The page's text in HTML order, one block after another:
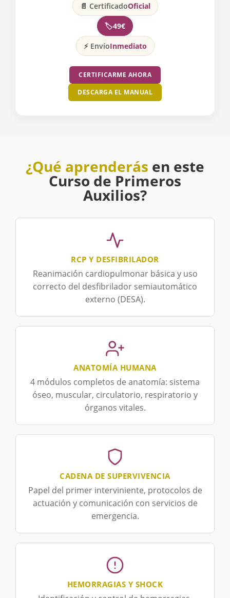
📄 CertificadoOficial
🏷️49€
⚡ EnvíoInmediato
CERTIFICARME AHORA
DESCARGA EL MANUAL
¿Qué aprenderás en este
Curso de Primeros
Auxilios?
RCP Y DESFIBRILADOR
Reanimación cardiopulmonar básica y uso
correcto del desfibrilador semiautomático
externo (DESA).
ANATOMÍA HUMANA
4 módulos completos de anatomía: sistema
óseo, muscular, circulatorio, respiratorio y
órganos vitales.
CADENA DE SUPERVIVENCIA
Papel del primer interviniente, protocolos de
actuación y comunicación con servicios de
emergencia.
HEMORRAGIAS Y SHOCK